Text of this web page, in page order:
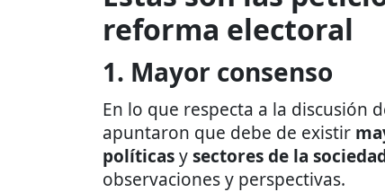
reforma electoral
1. Mayor consenso
En lo que respecta a la discusión
apuntaron que debe de existir
políticasysectores de la
observaciones y perspectivas.